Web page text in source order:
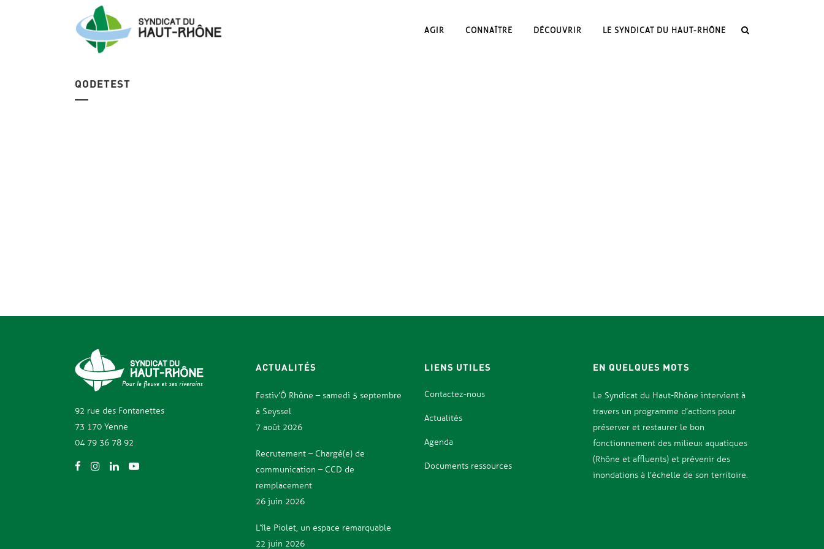
AGIR CONNAÎTRE DÉCOUVRIR LE SYNDICAT DU HAUT-RHÔNE
QODETEST
92 rue des Fontanettes
73 170 Yenne
04 79 36 78 92
ACTUALITÉS
Festiv’Ô Rhône – samedi 5 septembre
à Seyssel
7 août 2026
Recrutement – Chargé(e) de
communication – CCD de
remplacement
26 juin 2026
L’île Piolet, un espace remarquable
22 juin 2026
LIENS UTILES
Contactez-nous
Actualités
Agenda
Documents ressources
EN QUELQUES MOTS
Le Syndicat du Haut-Rhône intervient à
travers un programme d’actions pour
préserver et restaurer le bon
fonctionnement des milieux aquatiques
(Rhône et affluents) et prévenir des
inondations à l’échelle de son territoire.